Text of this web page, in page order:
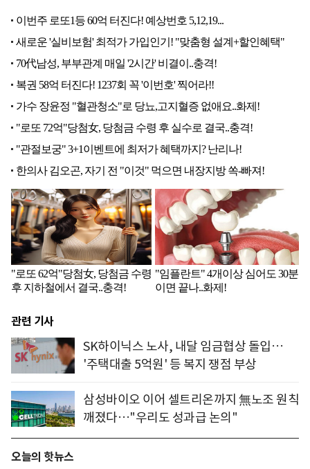
관련 기사
SK하이닉스 노사, 내달 임금협상 돌입…
'주택대출 5억원' 등 복지 쟁점 부상
삼성바이오 이어 셀트리온까지 無노조 원칙
깨졌다…"우리도 성과급 논의"
오늘의 핫뉴스